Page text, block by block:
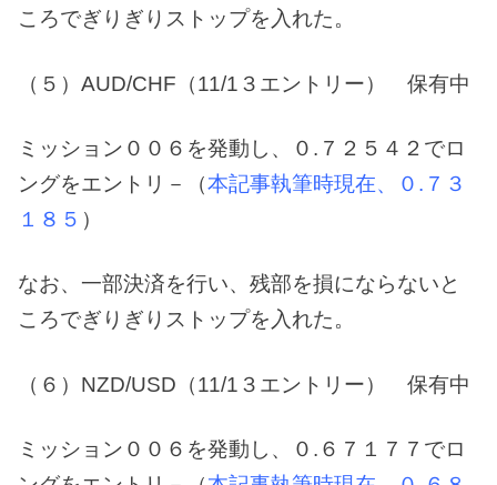
ころでぎりぎりストップを入れた。
（５）AUD/CHF（11/1３エントリー） 保有中
ミッション００６を発動し、０.７２５４２でロ
ングをエントリ－（本記事執筆時現在、０.７３
１８５ ）
なお、一部決済を行い、残部を損にならないと
ころでぎりぎりストップを入れた。
（６）NZD/USD（11/1３エントリー） 保有中
ミッション００６を発動し、０.６７１７７でロ